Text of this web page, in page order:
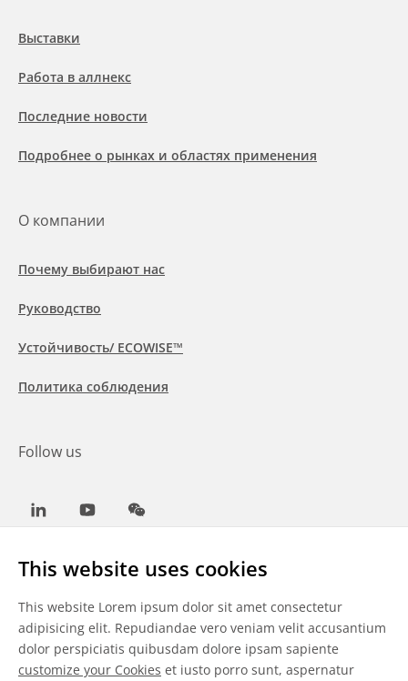
This website uses cookies
This website Lorem ipsum dolor sit amet consectetur
adipisicing elit. Repudiandae vero veniam velit accusantium
dolor perspiciatis quibusdam dolore ipsam sapiente
customize your Cookies et iusto porro sunt, aspernatur
Выставки
Работа в аллнекс
Последние новости
Подробнее о рынках и областях применения
О компании
Почему выбирают нас
Руководство
Устойчивость/ ECOWISE™
Политика соблюдения
Follow us
LinkedInYoutubeWeChat
Общие условия
Отказ от ответственности